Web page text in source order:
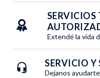
SERVICIOS
Extendé la vida
SERVICIO Y
Dejanos ayudarte